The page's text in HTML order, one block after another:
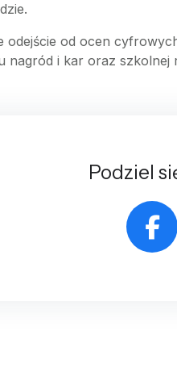
odejście od ocen
nagród i kar oraz szkolnej
Podziel